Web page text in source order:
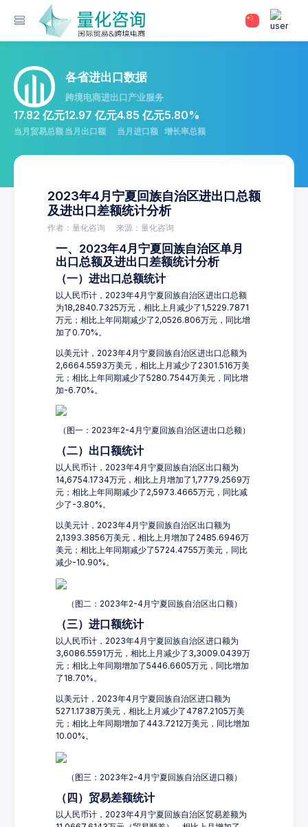
各省进出口数据
跨境电商进出口产业服务
17.82 亿元
当月贸易总额
12.97 亿元
当月出口额
4.85 亿元
当月进口额
5.80%
增长率总额
2023年4月宁夏回族自治区进出口总额
及进出口差额统计分析
作者：量化咨询 来源：量化咨询
一、2023年4月宁夏回族自治区单月
出口总额及进出口差额统计分析
（一）进出口总额统计
以人民币计，2023年4月宁夏回族自治区进出口总额
为18,2840.7325万元，相比上月减少了1,5229.7871
万元；相比上年同期减少了2,0526.806万元，同比增
加了0.70%。
以美元计，2023年4月宁夏回族自治区进出口总额为
2,6664.5593万美元，相比上月减少了2301.516万美
元；相比上年同期减少了5280.7544万美元，同比增
加-6.70%。
（图一：2023年2-4月宁夏回族自治区进出口总额）
（二）出口额统计
以人民币计，2023年4月宁夏回族自治区出口额为
14,6754.1734万元，相比上月增加了1,7779.2569万
元；相比上年同期减少了2,5973.4665万元，同比减
少了-3.80%。
以美元计，2023年4月宁夏回族自治区出口额为
2,1393.3856万美元，相比上月增加了2485.6946万
美元；相比上年同期减少了5724.4755万美元，同比
减少-10.90%。
（图二：2023年2-4月宁夏回族自治区出口额）
（三）进口额统计
以人民币计，2023年4月宁夏回族自治区进口额为
3,6086.5591万元，相比上月减少了3,3009.0439万
元；相比上年同期增加了5446.6605万元，同比增加
了18.70%。
以美元计，2023年4月宁夏回族自治区进口额为
5271.1738万美元，相比上月减少了4787.2105万美
元；相比上年同期增加了443.7212万美元，同比增加
10.00%。
（图三：2023年2-4月宁夏回族自治区进口额）
（四）贸易差额统计
以人民币计，2023年4月宁夏回族自治区贸易差额为